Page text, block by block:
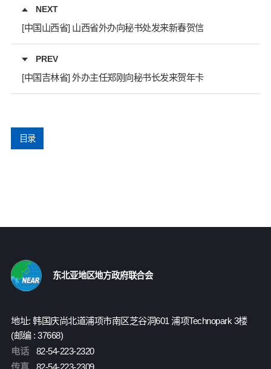
NEXT
[中国山西省] 山西省外办向秘书处发来新春贺信
PREV
[中国吉林省] 外办主任郑刚向秘书长发来贺年卡
目录
东北亚地区地方政府联合会
地址: 韩国庆尚北道浦项市南区芝谷洞601 浦项Technopark 3楼
(邮编 : 37668)
电话
82-54-223-2320
传真
82-54-223-2309